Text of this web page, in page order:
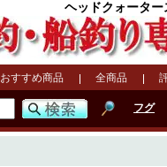
ヘッドクォータ
おすすめ商品 全商品
フグ